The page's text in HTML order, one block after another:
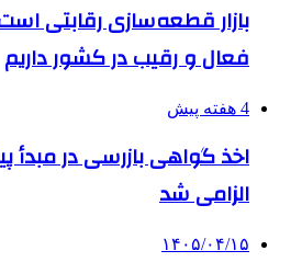
فعال و رقیب در کشور داریم
4 هفته پیش
اخذ گواهی بازرسی در مبدأ
الزامی شد
۱۴۰۵/۰۴/۱۵